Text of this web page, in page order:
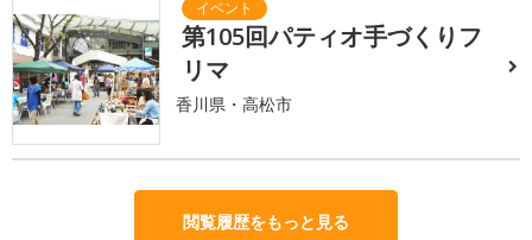
第105回パティオ手づくりフ
リマ
香川県・高松市
閲覧履歴をもっと見る